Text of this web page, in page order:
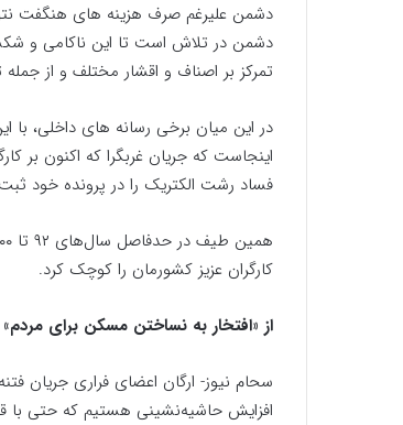
دشمن علیرغم صرف هزینه های هنگفت
دشمن در تلاش است تا این ناکامی و
تمرکز بر اصناف و اقشار مختلف و از جمله
در این میان برخی رسانه های داخلی،
اینجاست که جریان غربگرا که اکنون
فساد رشت الکتریک را در پرونده خود
کارگران عزیز کشورمان را کوچک کرد.
از «افتخار به نساختن مسکن برای
سحام نیوز- ارگان اعضای فراری جریان